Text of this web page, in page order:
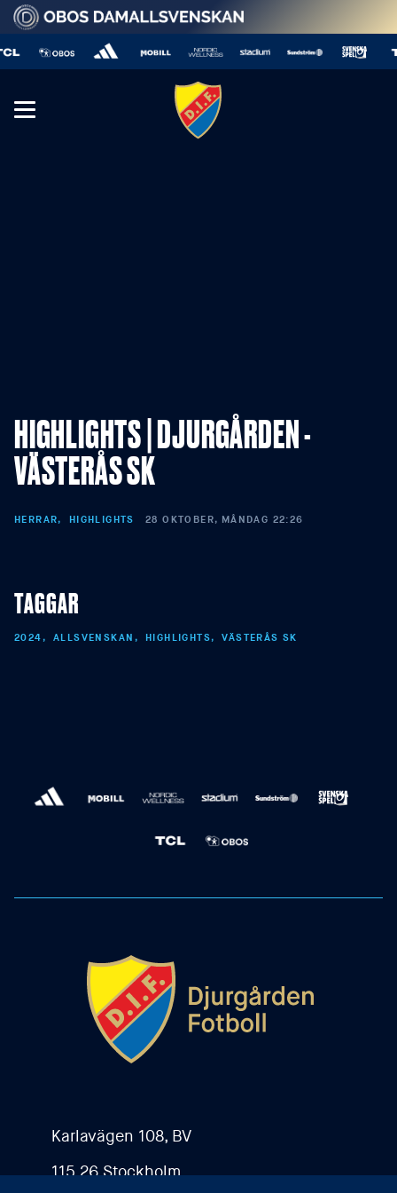
HIGHLIGHTS | DJURGÅRDEN -
VÄSTERÅS SK
HERRAR HIGHLIGHTS 28 OKTOBER, MÅNDAG 22:26
TAGGAR
2024 ALLSVENSKAN HIGHLIGHTS VÄSTERÅS SK
Karlavägen 108, BV
115 26 Stockholm